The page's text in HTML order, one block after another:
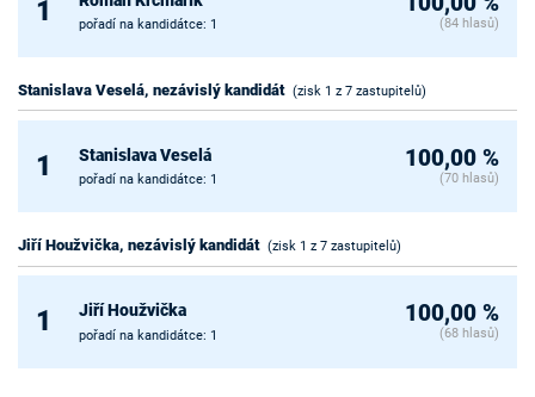
1 pořadí na kandidátce: 1 (84 hlasů)
Stanislava Veselá, nezávislý kandidát (zisk 1 z 7 zastupitelů)
1 Stanislava Veselá
pořadí na kandidátce: 1
100,00 %
(70 hlasů)
Jiří Houžvička, nezávislý kandidát (zisk 1 z 7 zastupitelů)
1 Jiří Houžvička
pořadí na kandidátce: 1
100,00 %
(68 hlasů)